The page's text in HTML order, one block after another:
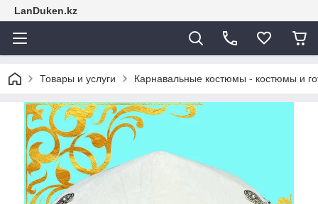
LanDuken.kz
Товары и услуги Карнавальные костюмы - костюмы и